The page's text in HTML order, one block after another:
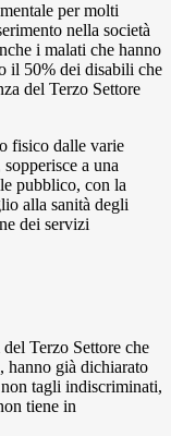
per molti
nella società
i malati che hanno
il 50% dei disabili che
del Terzo Settore
fisico dalle varie
a una
pubblico, con la
alla sanità degli
dei servizi
Terzo Settore che
hanno già dichiarato
tagli indiscriminati,
tiene in